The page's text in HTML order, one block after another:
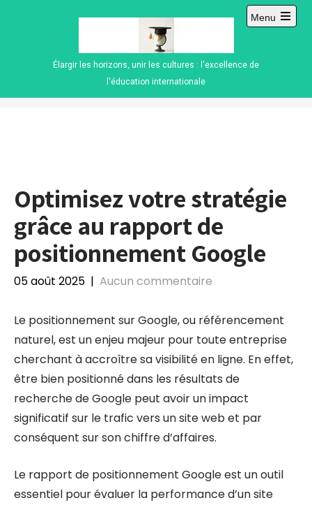
Élargir les horizons, unir les cultures : l'excellence de
l'éducation internationale
Menu
Open
Optimisez votre stratégie
grâce au rapport de
positionnement Google
05 août 2025 | Aucun commentaire
Le positionnement sur Google, ou référencement
naturel, est un enjeu majeur pour toute entreprise
cherchant à accroître sa visibilité en ligne. En effet,
être bien positionné dans les résultats de
recherche de Google peut avoir un impact
significatif sur le trafic vers un site web et par
conséquent sur son chiffre d’affaires.
Le rapport de positionnement Google est un outil
essentiel pour évaluer la performance d’un site